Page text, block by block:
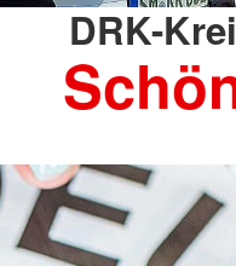
DRK-